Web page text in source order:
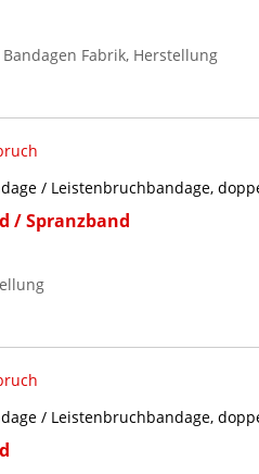
Fabrik, Herstellung
/ Leistenbruchbandage,
/ Spranzband
/ Leistenbruchbandage,